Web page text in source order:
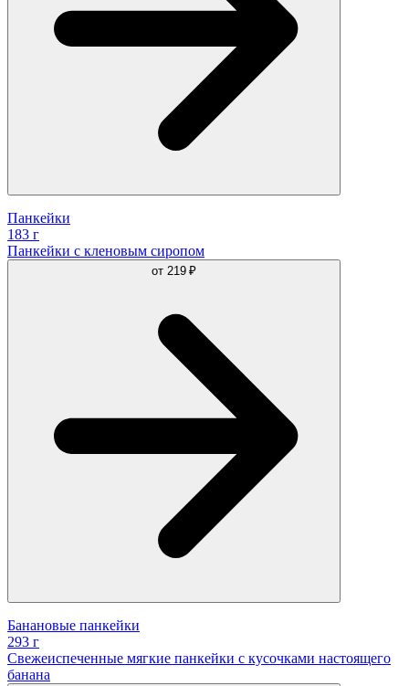
Панкейки
183 г
Панкейки с кленовым сиропом
от 219 ₽
Банановые панкейки
293 г
Свежеиспеченные мягкие панкейки с кусочками настоящего
банана